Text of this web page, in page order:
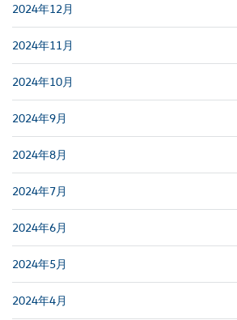
2024年12月
2024年11月
2024年10月
2024年9月
2024年8月
2024年7月
2024年6月
2024年5月
2024年4月